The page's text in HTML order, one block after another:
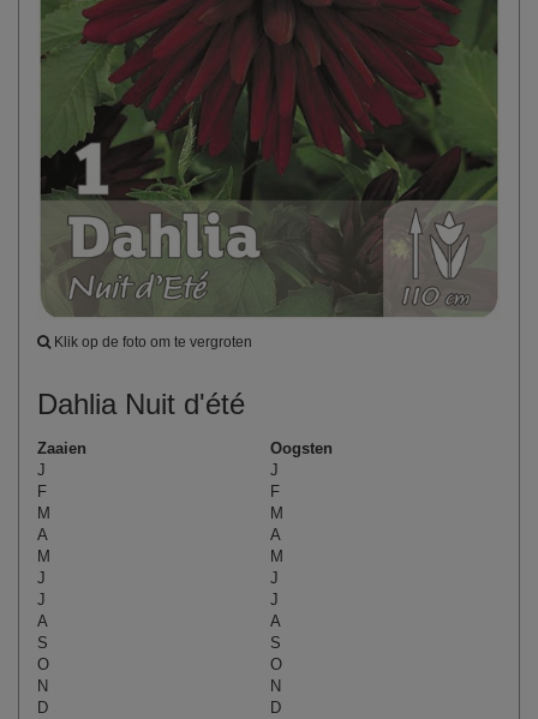
Klik op de foto om te vergroten
Dahlia Nuit d'été
Zaaien
Oogsten
J
J
F
F
M
M
A
A
M
M
J
J
J
J
A
A
S
S
O
O
N
N
D
D